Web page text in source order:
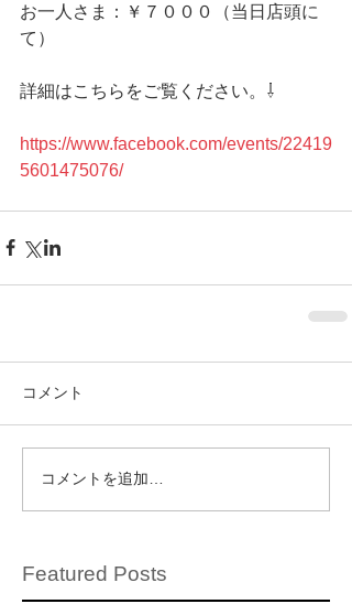
お一人さま：￥７０００（当日店頭に
て）
詳細はこちらをご覧ください。⇩
https://www.facebook.com/events/22419
5601475076/
コメント
コメントを追加…
Featured Posts